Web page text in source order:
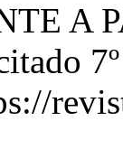
A